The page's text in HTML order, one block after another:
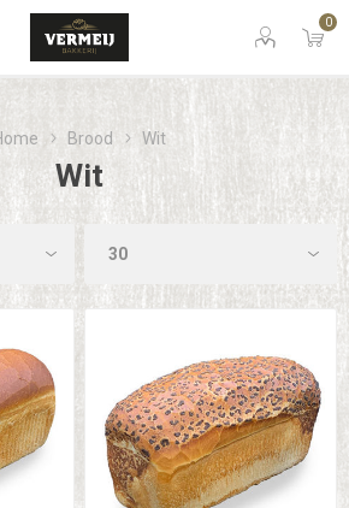
0
Brood Wit
Wit